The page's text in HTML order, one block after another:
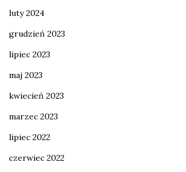
luty 2024
grudzień 2023
lipiec 2023
maj 2023
kwiecień 2023
marzec 2023
lipiec 2022
czerwiec 2022